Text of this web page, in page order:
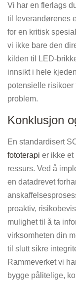
Vi har en flerlags
til leverandørenes
for en kritisk
vi ikke bare den
kilden til LED-
innsikt i hele
potensielle risikoer
problem.
Konklusjon
En standardisert
fototerapi er ikke et
ressurs. Ved å
en datadrevet
proaktiv,
mulighet til å ta
virksomheten din
til slutt sikre
Rammeverket vi
bygge pålitelige,